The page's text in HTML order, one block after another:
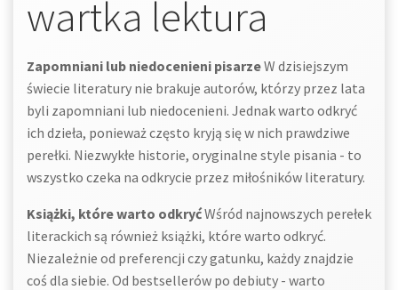
wartka lektura
Zapomniani lub niedocenieni pisarzeW dzisiejszym
świecie literatury nie brakuje autorów, którzy przez lata
byli zapomniani lub niedocenieni. Jednak warto odkryć
ich dzieła, ponieważ często kryją się w nich prawdziwe
perełki. Niezwykłe historie, oryginalne style pisania - to
wszystko czeka na odkrycie przez miłośników literatury.
Książki, które warto odkryćWśród najnowszych perełek
literackich są również książki, które warto odkryć.
Niezależnie od preferencji czy gatunku, każdy znajdzie
coś dla siebie. Od bestsellerów po debiuty - warto